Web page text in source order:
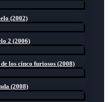
(2002)
2 (2006)
los cinco furiosos (2008)
(2008)